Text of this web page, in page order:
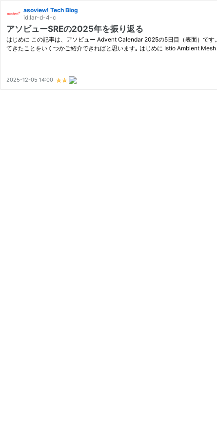
asoview! Tech Blog
id:lar-d-4-c
アソビューSREの2025年を振り返る
はじめに この記事は、アソビュー Advent Calendar 2025の5日目（表面）で
てきたことをいくつかご紹介できればと思います｡ はじめに Istio Ambient
2025-12-05 14:00